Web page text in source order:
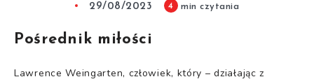
29/08/2023 4 min czytania
Pośrednik miłości
Lawrence Weingarten, człowiek, który – działając z